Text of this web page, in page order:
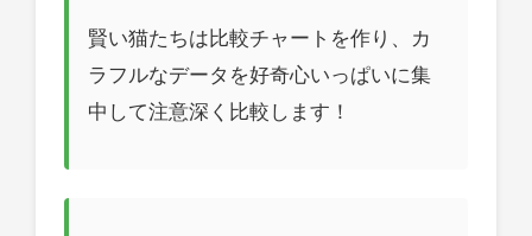
賢い猫たちは比較チャートを作り、カ
ラフルなデータを好奇心いっぱいに集
中して注意深く比較します！